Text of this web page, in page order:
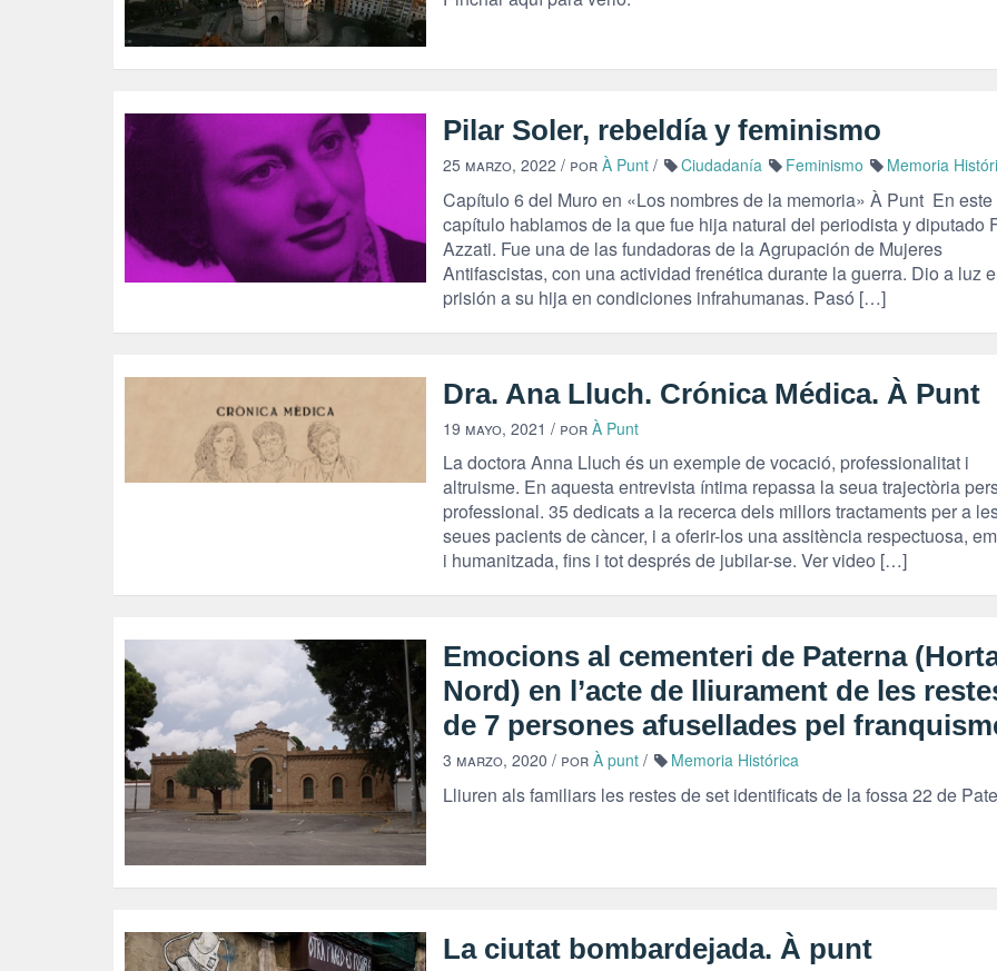
Pilar Soler, rebeldía y feminismo
25 marzo, 2022 / por À Punt/ Ciudadanía Feminismo Memoria
Capítulo 6 del Muro en «Los nombres de la memoria» À Punt En este
capítulo hablamos de la que fue hija natural del periodista y diputado
Azzati. Fue una de las fundadoras de la Agrupación de Mujeres
Antifascistas, con una actividad frenética durante la guerra. Dio a luz
prisión a su hija en condiciones infrahumanas. Pasó […]
Dra. Ana Lluch. Crónica Médica. À Punt
19 mayo, 2021 / por À Punt
La doctora Anna Lluch és un exemple de vocació, professionalitat i
altruisme. En aquesta entrevista íntima repassa la seua trajectòria
professional. 35 dedicats a la recerca dels millors tractaments per a
seues pacients de càncer, i a oferir-los una assitència respectuosa,
i humanitzada, fins i tot després de jubilar-se. Ver video […]
Emocions al cementeri de Paterna
Nord) en l’acte de lliurament de les
de 7 persones afusellades pel
3 marzo, 2020 / por À punt/ Memoria Histórica
Lliuren als familiars les restes de set identificats de la fossa 22 de
La ciutat bombardejada. À punt